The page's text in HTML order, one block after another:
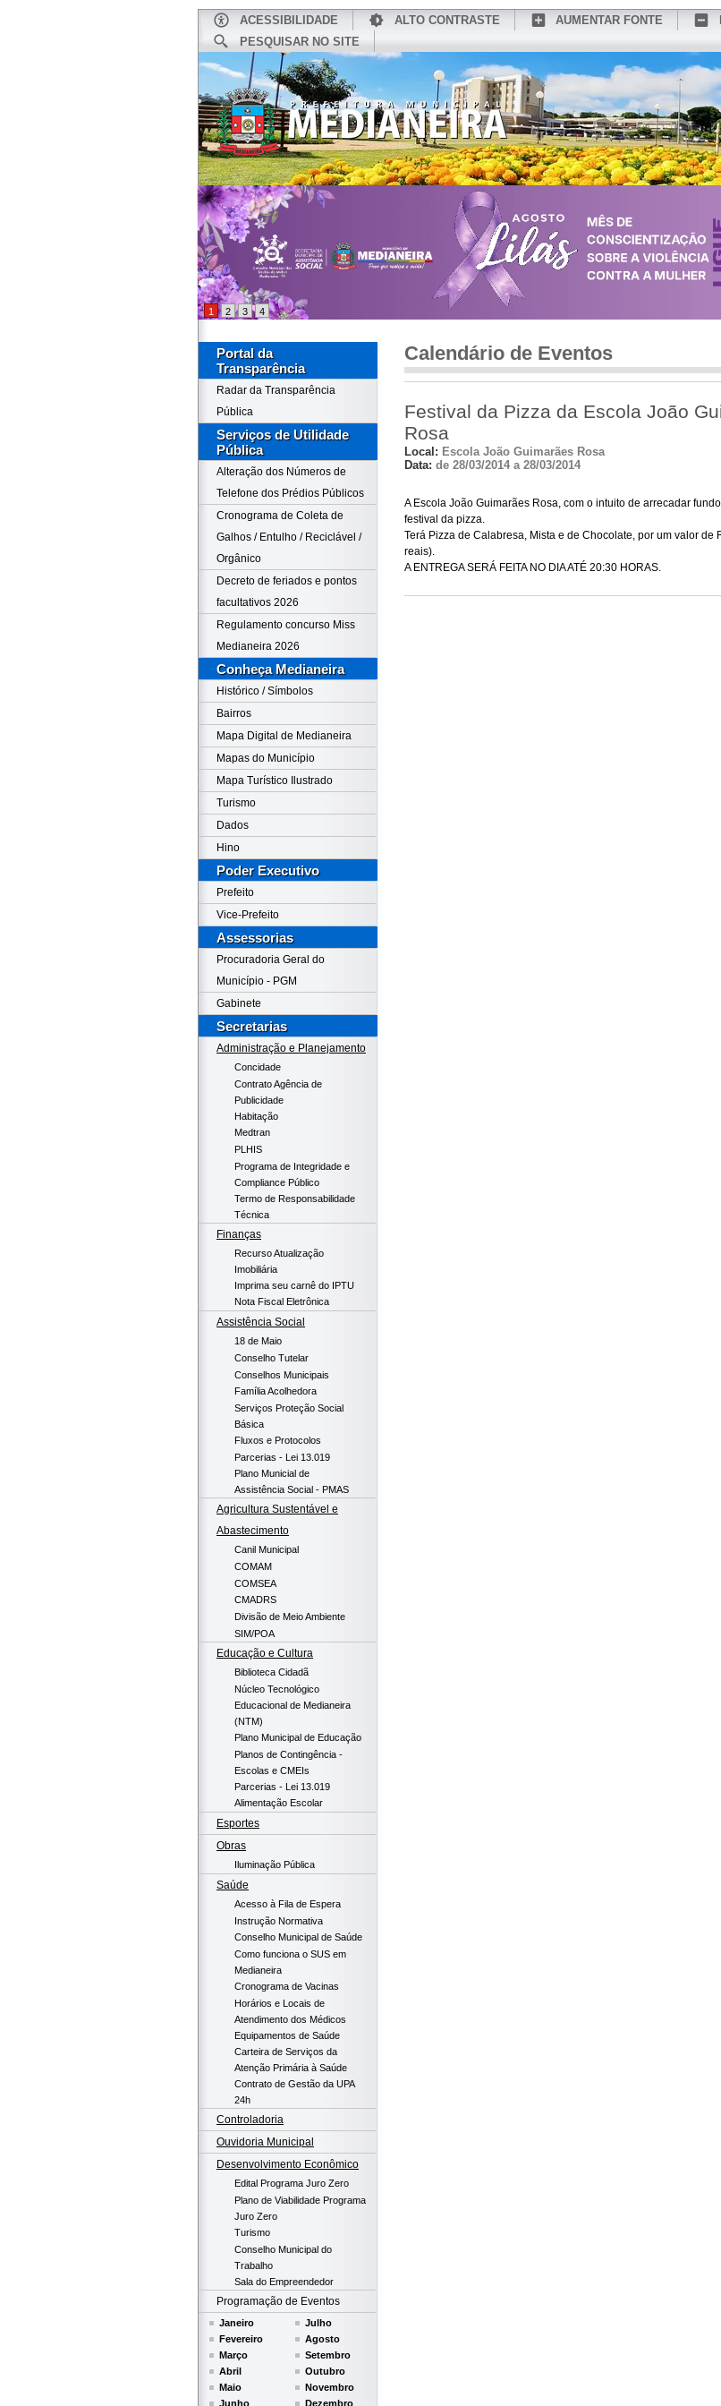
ACESSIBILIDADE ALTO CONTRASTE AUMENTAR FONTE
PESQUISAR NO SITE
CONHEÇA MEDIANEIRA
1 2 3 4
Portal da
Transparência
Radar da Transparência
Pública
Serviços de Utilidade
Pública
Alteração dos Números de
Telefone dos Prédios Públicos
Cronograma de Coleta de
Galhos / Entulho / Reciclável /
Orgânico
Decreto de feriados e pontos
facultativos 2026
Regulamento concurso Miss
Medianeira 2026
Conheça Medianeira
Histórico / Símbolos
Bairros
Mapa Digital de Medianeira
Mapas do Município
Mapa Turístico Ilustrado
Turismo
Dados
Hino
Poder Executivo
Prefeito
Vice-Prefeito
Assessorias
Procuradoria Geral do
Município - PGM
Gabinete
Secretarias
Administração e Planejamento
Concidade
Contrato Agência de
Publicidade
Habitação
Medtran
PLHIS
Programa de Integridade e
Compliance Público
Termo de Responsabilidade
Técnica
Finanças
Recurso Atualização
Imobiliária
Imprima seu carnê do IPTU
Nota Fiscal Eletrônica
Assistência Social
18 de Maio
Conselho Tutelar
Conselhos Municipais
Família Acolhedora
Serviços Proteção Social
Básica
Fluxos e Protocolos
Parcerias - Lei 13.019
Plano Municial de
Assistência Social - PMAS
Agricultura Sustentável e
Abastecimento
Canil Municipal
COMAM
COMSEA
CMADRS
Divisão de Meio Ambiente
SIM/POA
Educação e Cultura
Biblioteca Cidadã
Núcleo Tecnológico
Educacional de Medianeira
(NTM)
Plano Municipal de Educação
Planos de Contingência -
Escolas e CMEIs
Parcerias - Lei 13.019
Alimentação Escolar
Esportes
Obras
Iluminação Pública
Saúde
Acesso à Fila de Espera
Instrução Normativa
Conselho Municipal de Saúde
Como funciona o SUS em
Medianeira
Cronograma de Vacinas
Horários e Locais de
Atendimento dos Médicos
Equipamentos de Saúde
Carteira de Serviços da
Atenção Primária à Saúde
Contrato de Gestão da UPA
24h
Controladoria
Ouvidoria Municipal
Desenvolvimento Econômico
Edital Programa Juro Zero
Plano de Viabilidade Programa
Juro Zero
Turismo
Conselho Municipal do
Trabalho
Sala do Empreendedor
Programação de Eventos
Janeiro
Fevereiro
Março
Abril
Maio
Junho
Julho
Agosto
Setembro
Outubro
Novembro
Dezembro
Calendário de Eventos
Festival da Pizza da Escola João
Rosa
Local: Escola João Guimarães Rosa
Data: de 28/03/2014 a 28/03/2014
A Escola João Guimarães Rosa, com o intuito de arrecadar
festival da pizza.
Terá Pizza de Calabresa, Mista e de Chocolate, por um valor de
reais).
A ENTREGA SERÁ FEITA NO DIA ATÉ 20:30 HORAS.